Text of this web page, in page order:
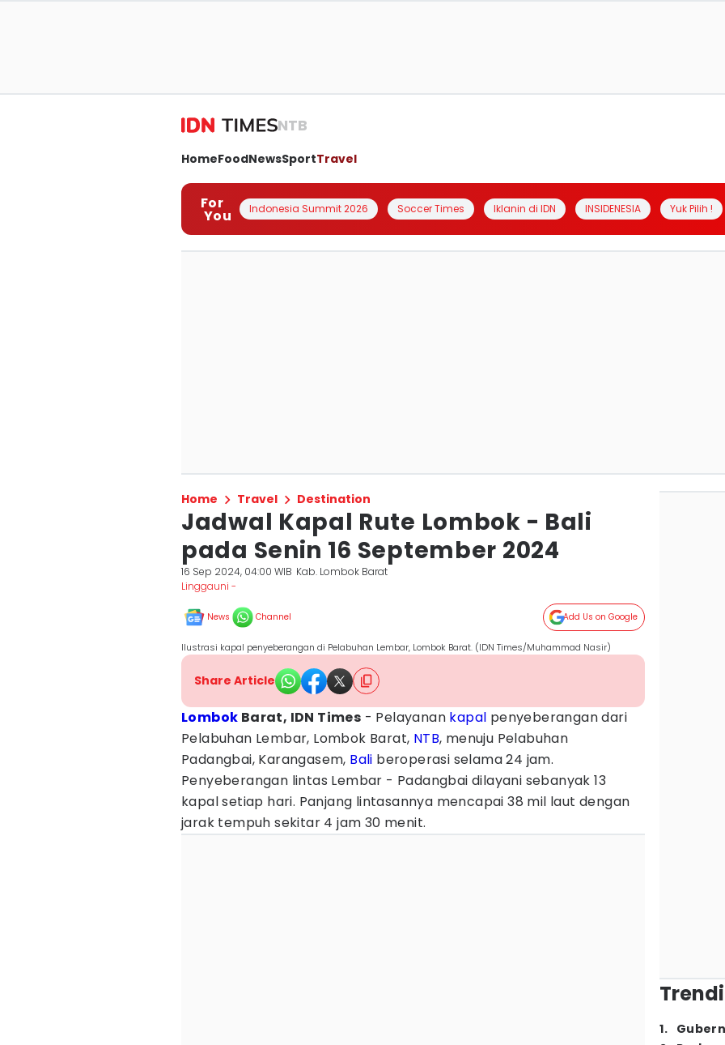
NTB
HomeFoodNewsSportTravel
For
You Indonesia Summit 2026 Soccer Times Iklanin di IDN INSIDENESIA Yuk Pilih !
Home Travel Destination
Jadwal Kapal Rute Lombok - Bali
pada Senin 16 September 2024
16 Sep 2024, 04:00 WIB Kab. Lombok Barat
Linggauni -
News Channel Add Us on Google
Ilustrasi kapal penyeberangan di Pelabuhan Lembar, Lombok Barat. (IDN Times/Muhammad Nasir)
Share Article
Lombok Barat, IDN Times - Pelayanan kapal penyeberangan dari
Pelabuhan Lembar, Lombok Barat, NTB, menuju Pelabuhan
Padangbai, Karangasem, Bali beroperasi selama 24 jam.
Penyeberangan lintas Lembar - Padangbai dilayani sebanyak 13
kapal setiap hari. Panjang lintasannya mencapai 38 mil laut dengan
jarak tempuh sekitar 4 jam 30 menit.
1.